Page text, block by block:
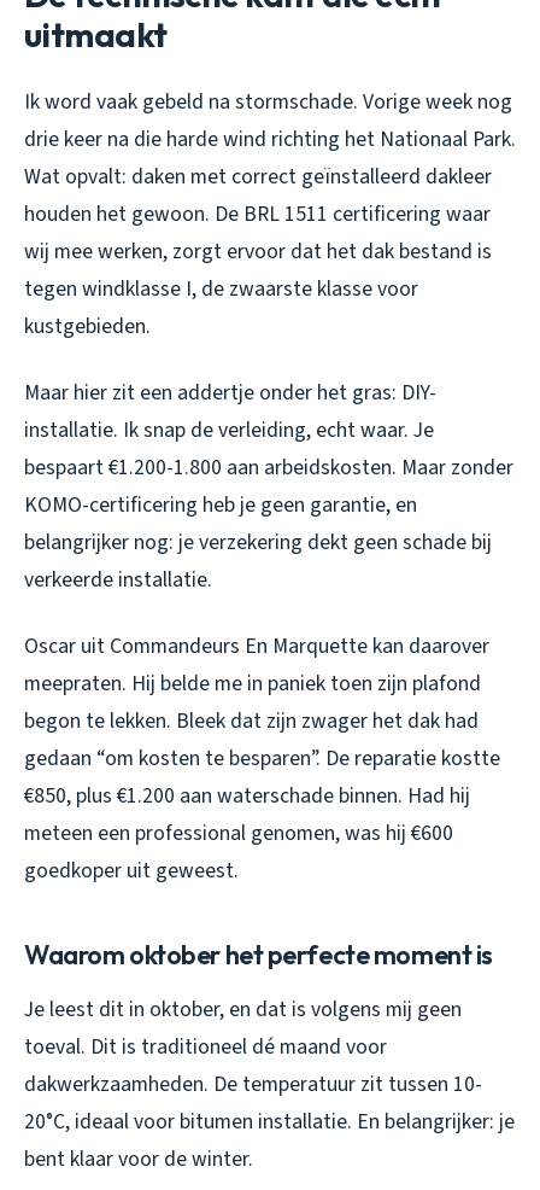
uitmaakt
Ik word vaak gebeld na stormschade. Vorige week nog
drie keer na die harde wind richting het Nationaal Park.
Wat opvalt: daken met correct geïnstalleerd dakleer
houden het gewoon. De BRL 1511 certificering waar
wij mee werken, zorgt ervoor dat het dak bestand is
tegen windklasse I, de zwaarste klasse voor
kustgebieden.
Maar hier zit een addertje onder het gras: DIY-
installatie. Ik snap de verleiding, echt waar. Je
bespaart €1.200-1.800 aan arbeidskosten. Maar zonder
KOMO-certificering heb je geen garantie, en
belangrijker nog: je verzekering dekt geen schade bij
verkeerde installatie.
Oscar uit Commandeurs En Marquette kan daarover
meepraten. Hij belde me in paniek toen zijn plafond
begon te lekken. Bleek dat zijn zwager het dak had
gedaan “om kosten te besparen”. De reparatie kostte
€850, plus €1.200 aan waterschade binnen. Had hij
meteen een professional genomen, was hij €600
goedkoper uit geweest.
Waarom oktober het perfecte moment is
Je leest dit in oktober, en dat is volgens mij geen
toeval. Dit is traditioneel dé maand voor
dakwerkzaamheden. De temperatuur zit tussen 10-
20°C, ideaal voor bitumen installatie. En belangrijker: je
bent klaar voor de winter.